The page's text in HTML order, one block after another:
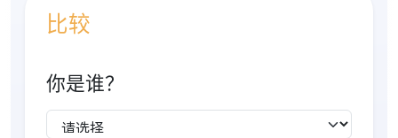
比较
你是谁？